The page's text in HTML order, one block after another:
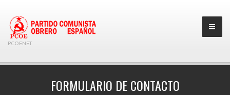
PCOENET
FORMULARIO DE CONTACTO